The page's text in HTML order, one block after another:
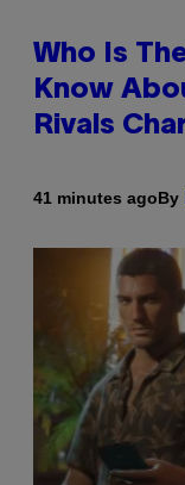
Who Is
Know
Rivals
41 minutes agoBy